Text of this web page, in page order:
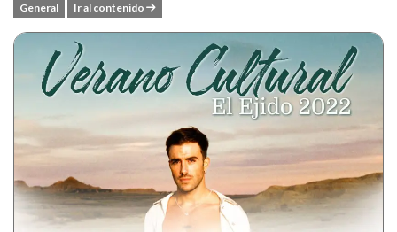
General Ir al contenido